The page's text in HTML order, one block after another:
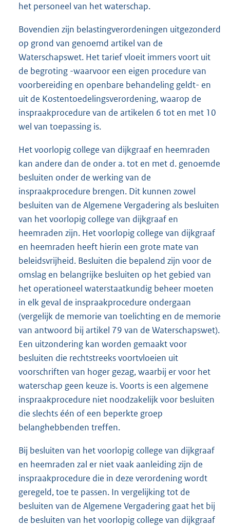
het personeel van het waterschap.
Bovendien zijn belastingverordeningen uitgezonderd
op grond van genoemd artikel van de
Waterschapswet. Het tarief vloeit immers voort uit
de begroting -waarvoor een eigen procedure van
voorbereiding en openbare behandeling geldt- en
uit de Kostentoedelingsverordening, waarop de
inspraakprocedure van de artikelen 6 tot en met 10
wel van toepassing is.
Het voorlopig college van dijkgraaf en heemraden
kan andere dan de onder a. tot en met d. genoemde
besluiten onder de werking van de
inspraakprocedure brengen. Dit kunnen zowel
besluiten van de Algemene Vergadering als besluiten
van het voorlopig college van dijkgraaf en
heemraden zijn. Het voorlopig college van dijkgraaf
en heemraden heeft hierin een grote mate van
beleidsvrijheid. Besluiten die bepalend zijn voor de
omslag en belangrijke besluiten op het gebied van
het operationeel waterstaatkundig beheer moeten
in elk geval de inspraakprocedure ondergaan
(vergelijk de memorie van toelichting en de memorie
van antwoord bij artikel 79 van de Waterschapswet).
Een uitzondering kan worden gemaakt voor
besluiten die rechtstreeks voortvloeien uit
voorschriften van hoger gezag, waarbij er voor het
waterschap geen keuze is. Voorts is een algemene
inspraakprocedure niet noodzakelijk voor besluiten
die slechts één of een beperkte groep
belanghebbenden treffen.
Bij besluiten van het voorlopig college van dijkgraaf
en heemraden zal er niet vaak aanleiding zijn de
inspraakprocedure die in deze verordening wordt
geregeld, toe te passen. In vergelijking tot de
besluiten van de Algemene Vergadering gaat het bij
de besluiten van het voorlopig college van dijkgraaf